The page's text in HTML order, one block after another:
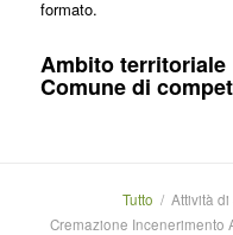
formato.
Ambito territoriale
Comune di
Tutto / Attività
Cremazione Incenerimento